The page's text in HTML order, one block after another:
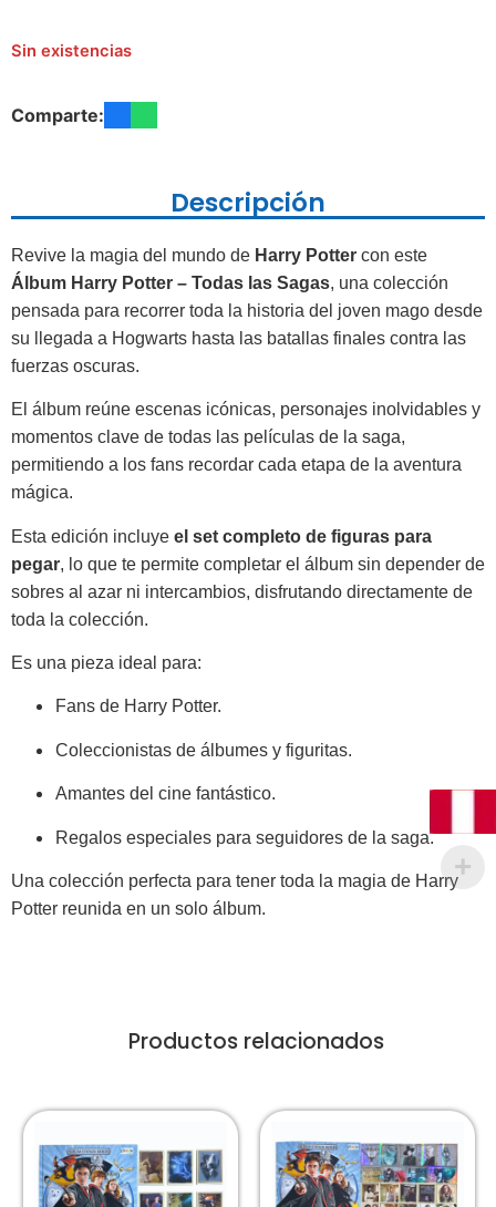
Sin existencias
Comparte:
Descripción
Revive la magia del mundo de Harry Potter con este
Álbum Harry Potter – Todas las Sagas, una colección
pensada para recorrer toda la historia del joven mago desde
su
llegada a Hogwarts hasta las batallas finales contra las
fuerzas oscuras.
El álbum reúne escenas icónicas, personajes inolvidables y
momentos clave de todas las películas de la saga,
permitiendo a los fans recordar cada etapa de la aventura
mágica.
Esta edición incluye el set completo de figuras para
pegar, lo que te permite completar el álbum sin depender de
sobres al azar ni intercambios, disfrutando directamente de
toda la colección.
Es una pieza ideal para:
Fans de Harry Potter.
Coleccionistas de álbumes y figuritas.
Amantes del cine fantástico.
Regalos especiales para seguidores de la saga.
Una colección perfecta para tener toda la magia de Harry
Potter reunida en un solo álbum.
Productos relacionados